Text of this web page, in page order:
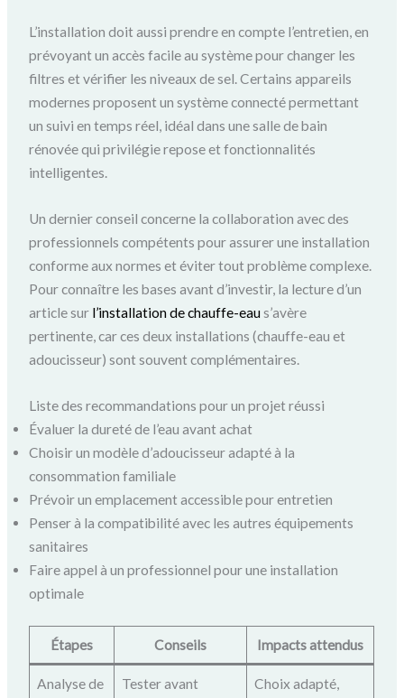
L’installation doit aussi prendre en compte l’entretien, en
prévoyant un accès facile au système pour changer les
filtres et vérifier les niveaux de sel. Certains appareils
modernes proposent un système connecté permettant
un suivi en temps réel, idéal dans une salle de bain
rénovée qui privilégie repose et fonctionnalités
intelligentes.
Un dernier conseil concerne la collaboration avec des
professionnels compétents pour assurer une installation
conforme aux normes et éviter tout problème complexe.
Pour connaître les bases avant d’investir, la lecture d’un
article sur l’installation de chauffe-eaus’avère
pertinente, car ces deux installations (chauffe-eau et
adoucisseur) sont souvent complémentaires.
Liste des recommandations pour un projet réussi
Évaluer la dureté de l’eau avant achat
Choisir un modèle d’adoucisseur adapté à la
consommation familiale
Prévoir un emplacement accessible pour entretien
Penser à la compatibilité avec les autres équipements
sanitaires
Faire appel à un professionnel pour une installation
optimale
Étapes Conseils Impacts attendus
Analyse de
Tester avant
Choix adapté,